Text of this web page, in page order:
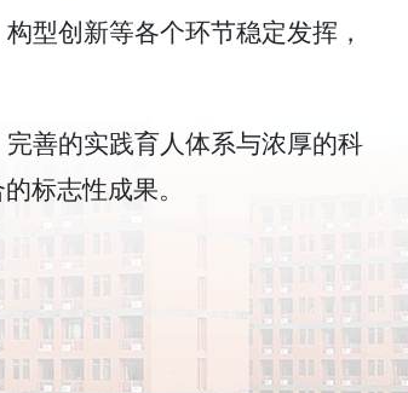
型创新等各个环节稳定发挥，
善的实践育人体系与浓厚的科
标志性成果。